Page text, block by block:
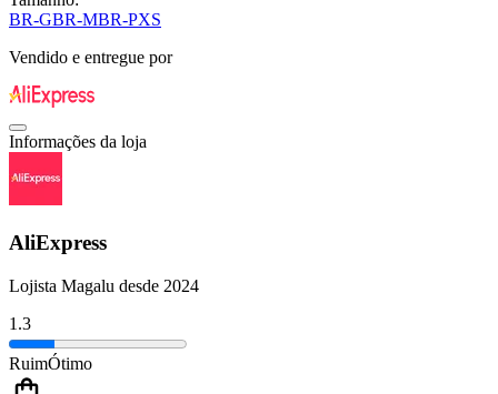
BR-GBR-MBR-PXS
Vendido e entregue por
Informações da loja
AliExpress
Lojista Magalu desde 2024
1.3
RuimÓtimo